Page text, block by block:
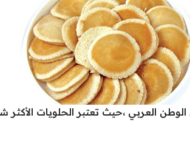
العربي ،حيث تعتبر الحلويات